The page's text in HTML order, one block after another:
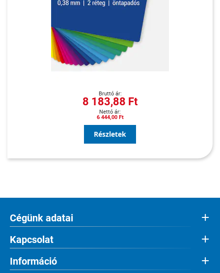
8 183,88 Ft
6 444,00 Ft
Részletek
Cégünk adatai
Kapcsolat
Információ